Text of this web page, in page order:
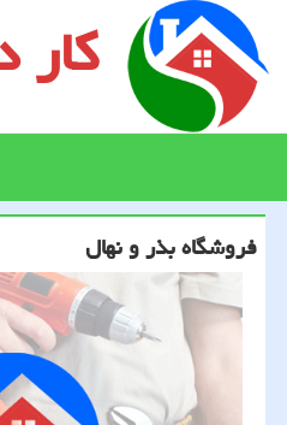
فروشگاه بذر و نهال